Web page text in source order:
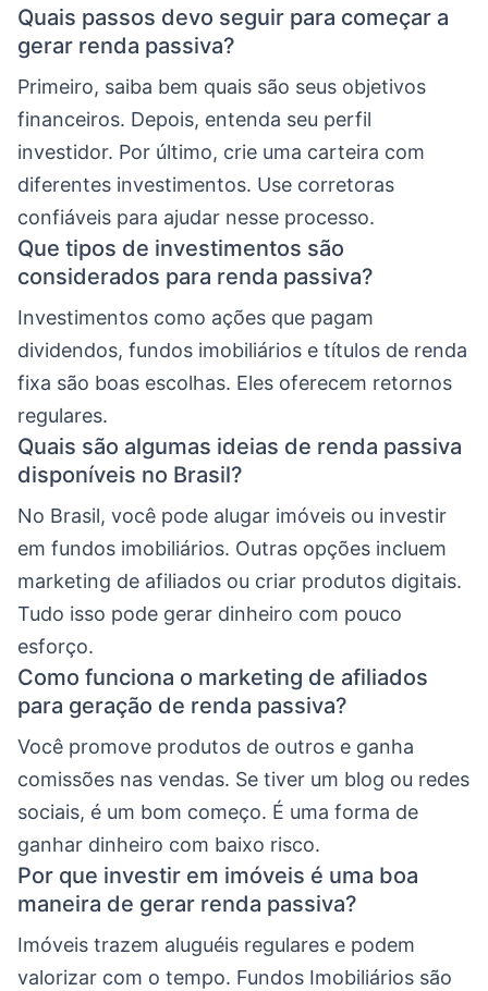
Quais passos devo seguir para começar a
gerar renda passiva?
Primeiro, saiba bem quais são seus objetivos
financeiros. Depois, entenda seu perfil
investidor. Por último, crie uma carteira com
diferentes investimentos. Use corretoras
confiáveis para ajudar nesse processo.
Que tipos de investimentos são
considerados para renda passiva?
Investimentos como ações que pagam
dividendos, fundos imobiliários e títulos de renda
fixa são boas escolhas. Eles oferecem retornos
regulares.
Quais são algumas ideias de renda passiva
disponíveis no Brasil?
No Brasil, você pode alugar imóveis ou investir
em fundos imobiliários. Outras opções incluem
marketing de afiliados ou criar produtos digitais.
Tudo isso pode gerar dinheiro com pouco
esforço.
Como funciona o marketing de afiliados
para geração de renda passiva?
Você promove produtos de outros e ganha
comissões nas vendas. Se tiver um blog ou redes
sociais, é um bom começo. É uma forma de
ganhar dinheiro com baixo risco.
Por que investir em imóveis é uma boa
maneira de gerar renda passiva?
Imóveis trazem aluguéis regulares e podem
valorizar com o tempo. Fundos Imobiliários são